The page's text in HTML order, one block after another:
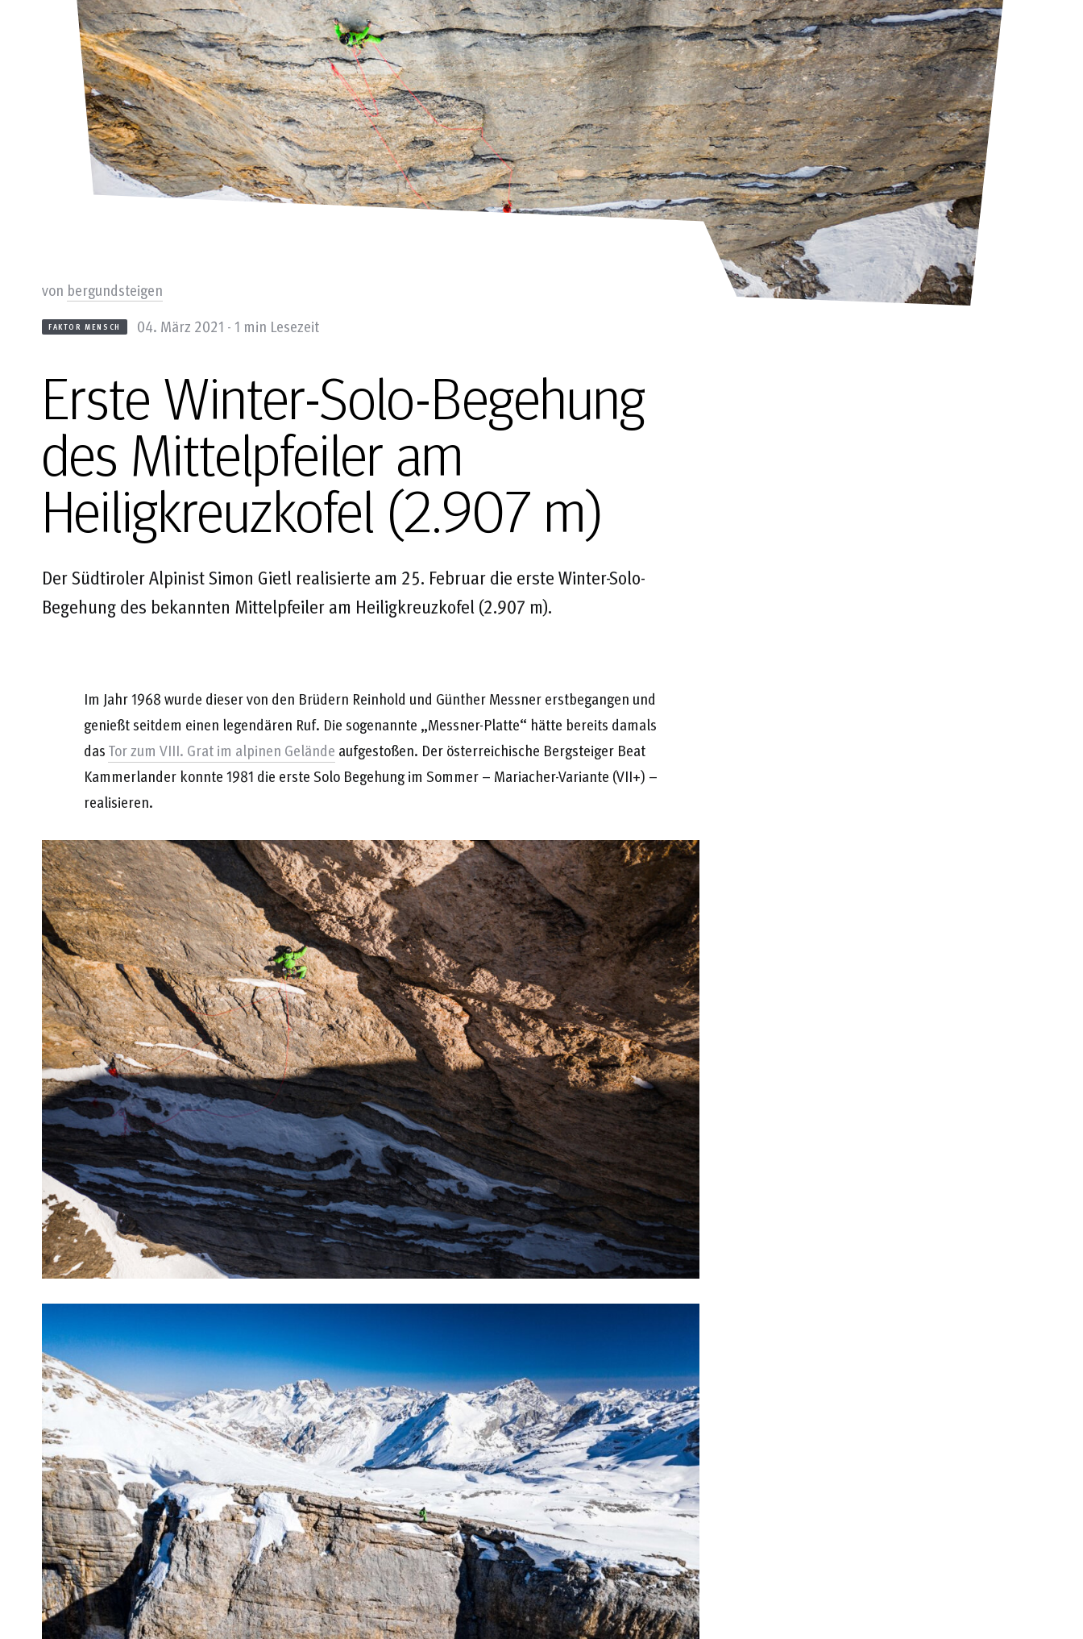
von bergundsteigen
FAKTOR MENSCH 04. März 2021 - 1 min Lesezeit
Erste Winter-Solo-Begehung
des Mittelpfeiler am
Heiligkreuzkofel (2.907 m)
Der Südtiroler Alpinist Simon Gietl realisierte am 25. Februar die erste Winter-Solo-
Begehung des bekannten Mittelpfeiler am Heiligkreuzkofel (2.907 m).
Im Jahr 1968 wurde dieser von den Brüdern Reinhold und Günther Messner erstbegangen und
genießt seitdem einen legendären Ruf. Die sogenannte „Messner-Platte“ hätte bereits damals
dasTor zum VIII. Grat im alpinen Gelände aufgestoßen. Der österreichische Bergsteiger Beat
Kammerlander konnte 1981 die erste Solo Begehung im Sommer – Mariacher-Variante (VII+) –
realisieren.